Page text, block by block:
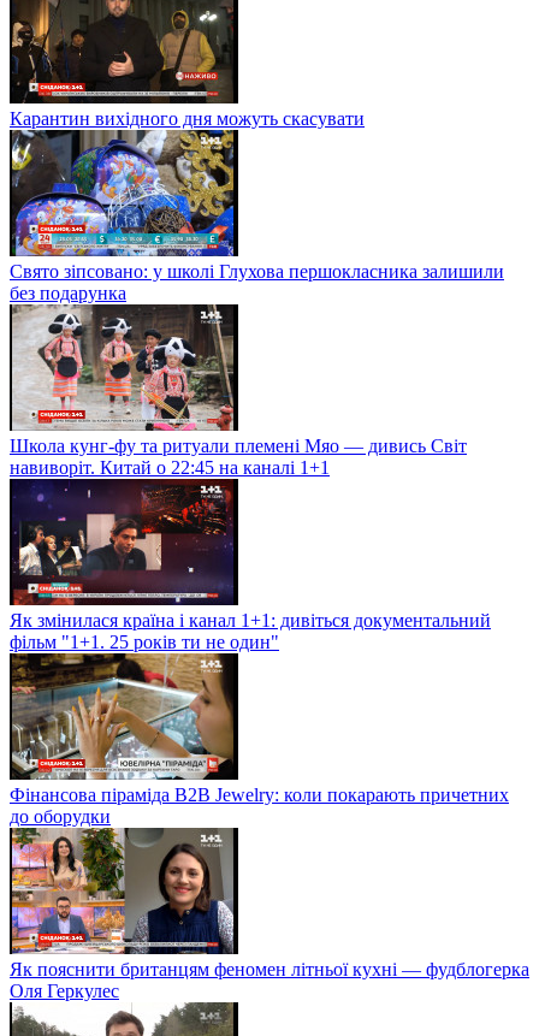
Карантин вихідного дня можуть скасувати
Свято зіпсовано: у школі Глухова першокласника залишили
без подарунка
Школа кунг-фу та ритуали племені Мяо — дивись Світ
навиворіт. Китай о 22:45 на каналі 1+1
Як змінилася країна і канал 1+1: дивіться документальний
фільм "1+1. 25 років ти не один"
Фінансова піраміда B2B Jewelry: коли покарають причетних
до оборудки
Як пояснити британцям феномен літньої кухні — фудблогерка
Оля Геркулес